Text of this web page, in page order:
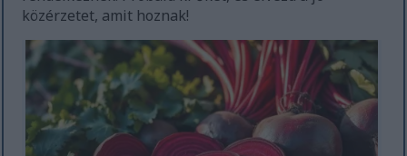
közérzetet, amit hoznak!